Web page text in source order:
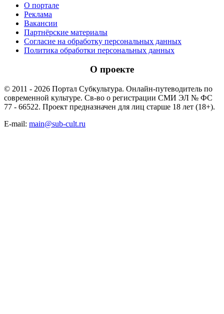
О портале
Реклама
Вакансии
Партнёрские материалы
Согласие на обработку персональных данных
Политика обработки персональных данных
О проекте
© 2011 - 2026 Портал Субкультура. Онлайн-путеводитель по
современной культуре. Св-во о регистрации СМИ ЭЛ № ФС
77 - 66522. Проект предназначен для лиц старше 18 лет (18+).
E-mail: main@sub-cult.ru